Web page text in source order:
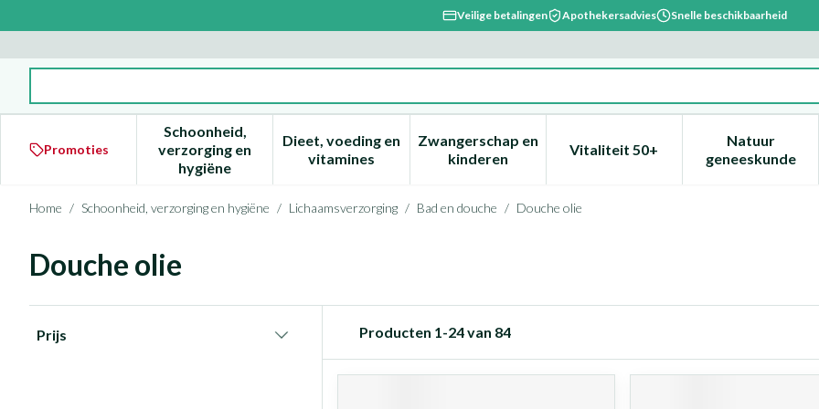
Veilige betalingen Apothekersadvies Snelle beschikbaarheid
Promoties
Schoonheid,
verzorging en
hygiëne
Toon submenu voor Schoonheid, verzorging en hygiëne categorie
Dieet, voeding en
vitaminesToon submenu voor Dieet, voeding en vitamines categorie
Zwangerschap en
kinderenToon submenu voor Zwangerschap en kinderen
Vitaliteit 50+Toon submenu voor Vitaliteit
Natuur
geneeskunde
Toon
Home / Schoonheid, verzorging en hygiëne / Lichaamsverzorging / Bad en douche / Douche olie
Douche olie
Prijs
Producten 1-24van 84